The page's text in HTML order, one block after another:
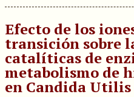
Efecto de los
transición sobre
catalíticas de
metabolismo de
en Candida Utilis